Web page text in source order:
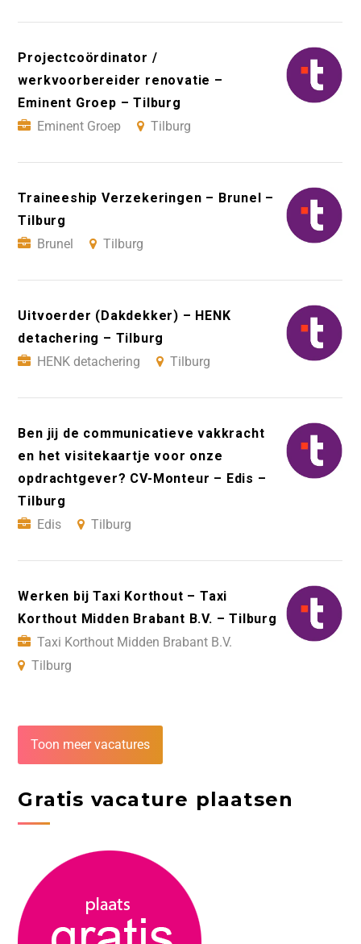
Projectcoördinator /
werkvoorbereider renovatie –
Eminent Groep – Tilburg
Eminent Groep
Tilburg
Traineeship Verzekeringen – Brunel –
Tilburg
Brunel
Tilburg
Uitvoerder (Dakdekker) – HENK
detachering – Tilburg
HENK detachering
Tilburg
Ben jij de communicatieve vakkracht
en het visitekaartje voor onze
opdrachtgever? CV-Monteur – Edis –
Tilburg
Edis
Tilburg
Werken bij Taxi Korthout – Taxi
Korthout Midden Brabant B.V. – Tilburg
Taxi Korthout Midden Brabant B.V.
Tilburg
Toon meer vacatures
Gratis vacature plaatsen